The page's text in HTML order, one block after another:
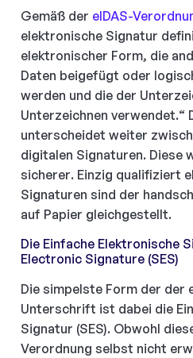
Gemäß der eIDAS-
elektronische Signatur
elektronischer Form, die
Daten beigefügt oder
werden und die der
Unterzeichnen verwendet.“
unterscheidet weiter
digitalen Signaturen. Diese
sicherer. Einzig qualifiziert
Signaturen sind der
auf Papier gleichgestellt.
Die Einfache Elektronische
Electronic Signature (SES)
Die simpelste Form der der
Unterschrift ist dabei die
Signatur (SES). Obwohl
Verordnung selbst nicht